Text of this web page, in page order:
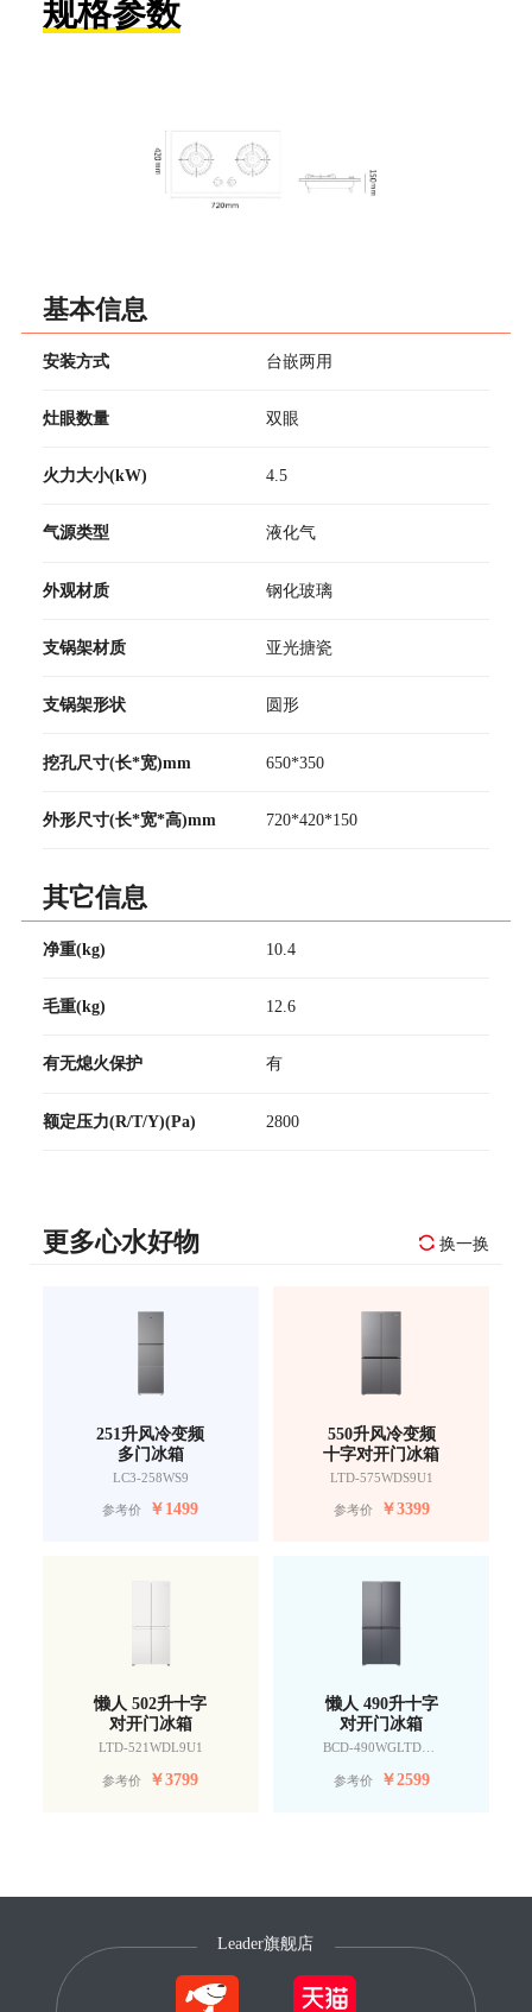
规格参数
基本信息
安装方式 台嵌两用
灶眼数量 双眼
火力大小(kW) 4.5
气源类型 液化气
外观材质 钢化玻璃
支锅架材质 亚光搪瓷
支锅架形状 圆形
挖孔尺寸(长*宽)mm 650*350
外形尺寸(长*宽*高)mm 720*420*150
其它信息
净重(kg) 10.4
毛重(kg) 12.6
有无熄火保护 有
额定压力(R/T/Y)(Pa) 2800
更多心水好物 换一换
251升风冷变频
多门冰箱
LC3-258WS9
参考价 ￥1499
550升风冷变频
十字对开门冰箱
LTD-575WDS9U1
参考价 ￥3399
懒人 502升十字
对开门冰箱
LTD-521WDL9U1
参考价 ￥3799
懒人 490升十字
对开门冰箱
BCD-490WGLTDD9G9U1
参考价 ￥2599
Leader旗舰店